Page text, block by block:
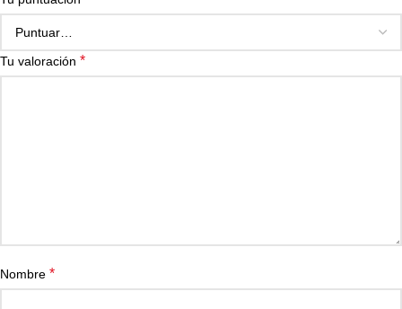
Tu valoración *
Nombre *